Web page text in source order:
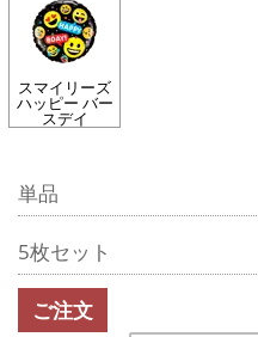
スマイリーズ
ハッピー バー
スデイ
単品
5枚セット
ご注文